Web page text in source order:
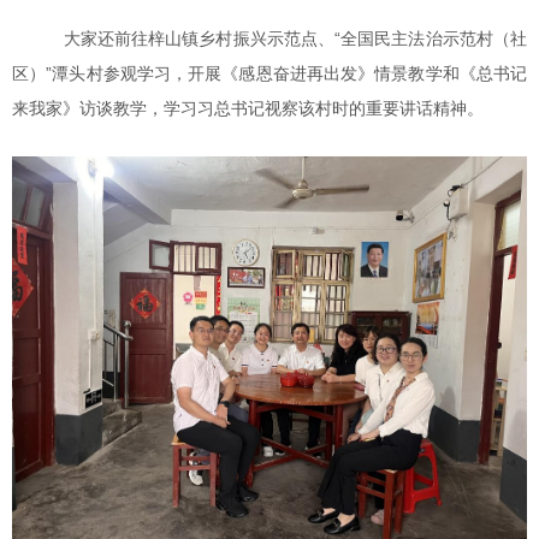
大家还前往梓山镇乡村振兴示范点、“全国民主法治示范村（社
区）”潭头村参观学习，开展《感恩奋进再出发》情景教学和《总书记
来我家》访谈教学，学习习总书记视察该村时的重要讲话精神。